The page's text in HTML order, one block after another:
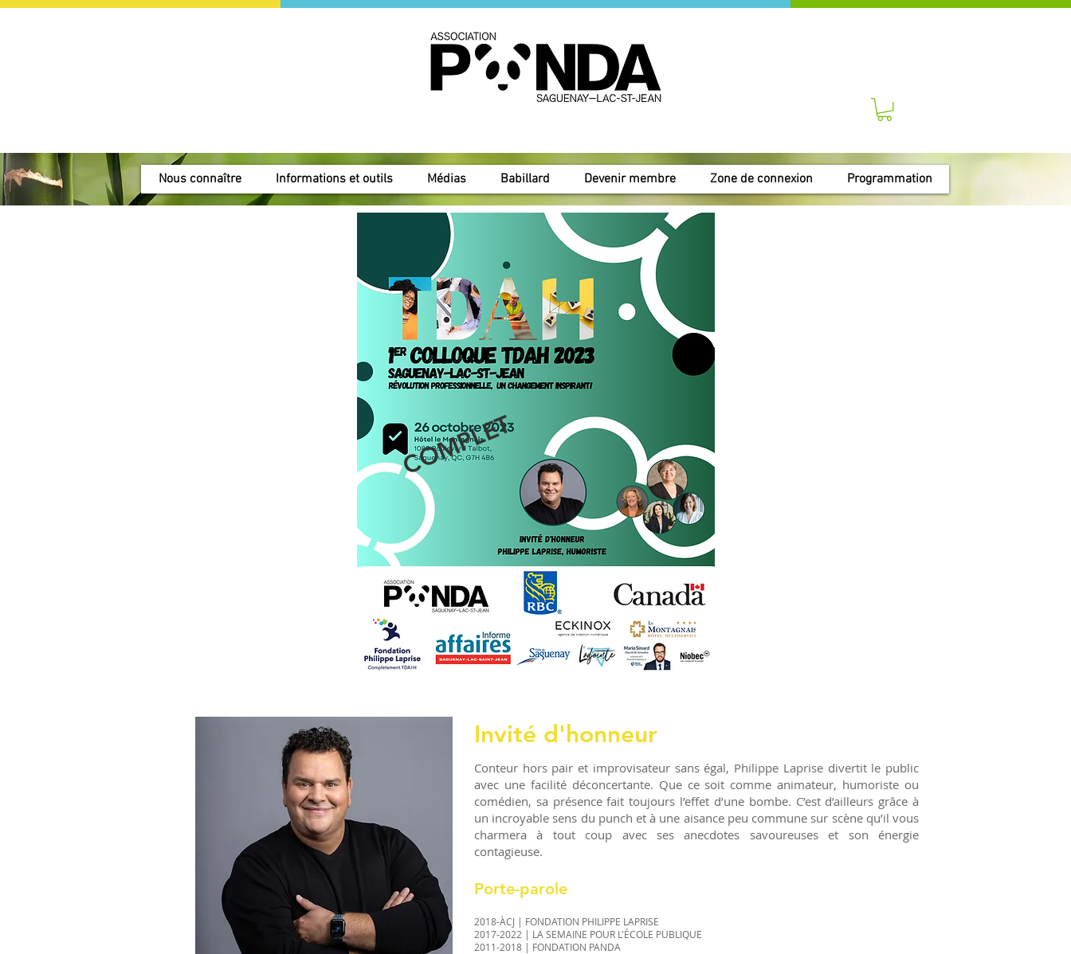
Nous connaître Informations et outils Médias Babillard Devenir membre Zone de connexion Programmation
COMPLET
Invité d'honneur
Porte-parole
2018-ÀCJ | FONDATION PHILIPPE LAPRISE
2017-2022 | LA SEMAINE POUR L'ÉCOLE PUBLIQUE
2011-2018 | FONDATION PANDA
Conteur hors pair et improvisateur sans égal, Philippe Laprise divertit le public
avec une facilité déconcertante. Que ce soit comme animateur, humoriste ou
comédien, sa présence fait toujours l’effet d’une bombe. C’est d’ailleurs grâce à
un incroyable sens du punch et à une aisance peu commune sur scène qu’il vous
charmera à tout coup avec ses anecdotes savoureuses et son énergie
contagieuse.